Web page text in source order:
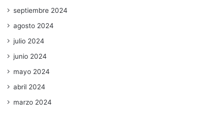
septiembre 2024
agosto 2024
julio 2024
junio 2024
mayo 2024
abril 2024
marzo 2024